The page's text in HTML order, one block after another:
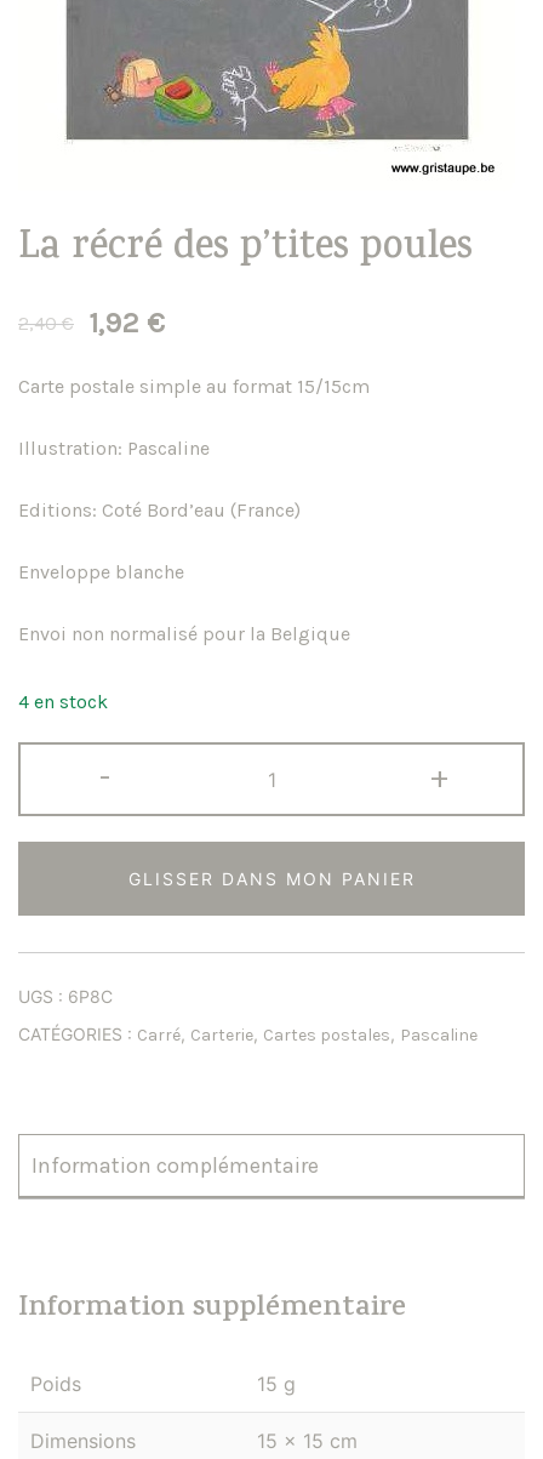
La récré des p’tites poules
2,40€
Le
2,40 €.
1,92 €Le
1,92 €.
Carte postale simple au format 15/15cm
Illustration: Pascaline
Editions: Coté Bord’eau (France)
Enveloppe blanche
Envoi non normalisé pour la Belgique
4 en stock
-
de
La
des
p'tites
poules
+
GLISSER DANS MON PANIER
UGS : 6P8C
CATÉGORIES : Carré, Carterie, Cartes postales, Pascaline
Information complémentaire
Information supplémentaire
Poids 15 g
Dimensions 15 × 15 cm